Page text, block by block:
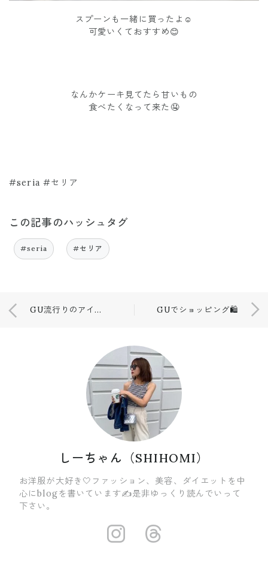
スプーンも一緒に買ったよ☺️
可愛いくておすすめ😊
なんかケーキ見てたら甘いもの
食べたくなって来た🤤
#seria #セリア
この記事のハッシュタグ
#seria #セリア
GU流行りのアイテム🖤🤍 GUでショッピング🛍
しーちゃん（SHIHOMI）
お洋服が大好き🤍ファッション、美容、ダイエットを中
心にblogを書いています✍️是非ゆっくり読んでいって
下さい。
https://